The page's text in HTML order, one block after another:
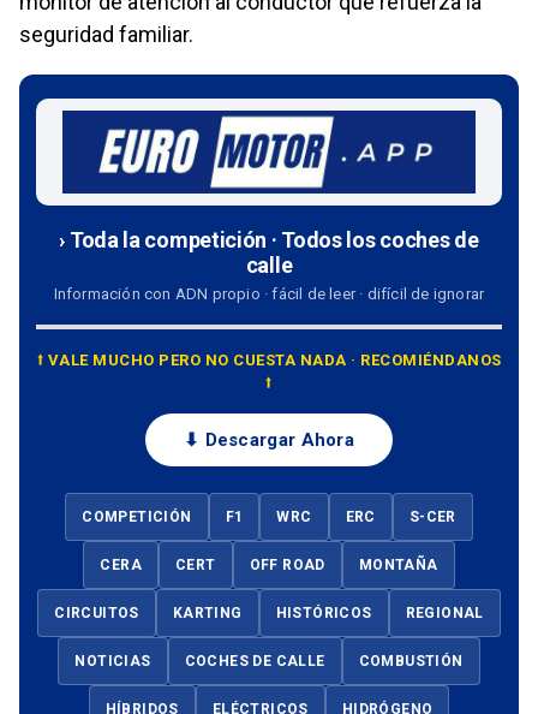
seguridad familiar.
› Toda la competición · Todos los coches de
calle
Información con ADN propio · fácil de leer · difícil de ignorar
⭡ VALE MUCHO PERO NO CUESTA NADA · RECOMIÉNDANOS
⭡
⬇ Descargar Ahora
COMPETICIÓN F1 WRC ERC S-CER
CERA CERT OFF ROAD MONTAÑA
CIRCUITOS KARTING HISTÓRICOS REGIONAL
NOTICIAS COCHES DE CALLE COMBUSTIÓN
HÍBRIDOS ELÉCTRICOS HIDRÓGENO